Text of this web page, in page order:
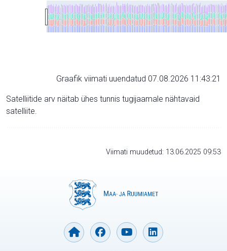
Graafik viimati uuendatud 07.08.2026 11:43:21
Satelliitide arv näitab ühes tunnis tugijaamale nähtavaid
satelliite.
Viimati muudetud: 13.06.2025 09:53